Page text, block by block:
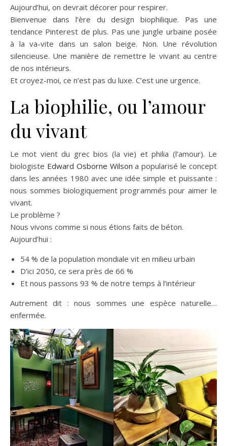
Aujourd’hui, on devrait décorer pour respirer.
Bienvenue dans l’ère du design biophilique. Pas une
tendance Pinterest de plus. Pas une jungle urbaine posée
à la va-vite dans un salon beige. Non. Une révolution
silencieuse. Une manière de remettre le vivant au centre
de nos intérieurs.
Et croyez-moi, ce n’est pas du luxe. C’est une urgence.
La biophilie, ou l’amour
du vivant
Le mot vient du grec bios (la vie) et philia (l’amour). Le
biologiste Edward Osborne Wilson a popularisé le concept
dans les années 1980 avec une idée simple et puissante :
nous sommes biologiquement programmés pour aimer le
vivant.
Le problème ?
Nous vivons comme si nous étions faits de béton.
Aujourd’hui :
54 % de la population mondiale vit en milieu urbain
D’ici 2050, ce sera près de 66 %
Et nous passons 93 % de notre temps à l’intérieur
Autrement dit : nous sommes une espèce naturelle…
enfermée.